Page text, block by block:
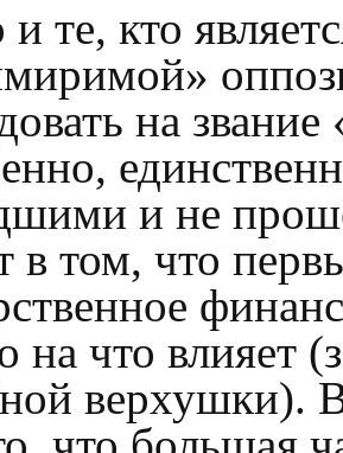
те, кто
на
и не
в том, что
на что влияет
верхушки).